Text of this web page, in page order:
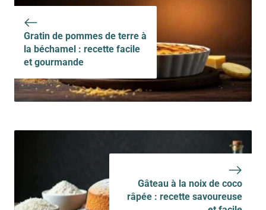
Gratin de pommes de terre à
la béchamel : recette facile
et gourmande
Gâteau à la noix de coco
râpée : recette savoureuse